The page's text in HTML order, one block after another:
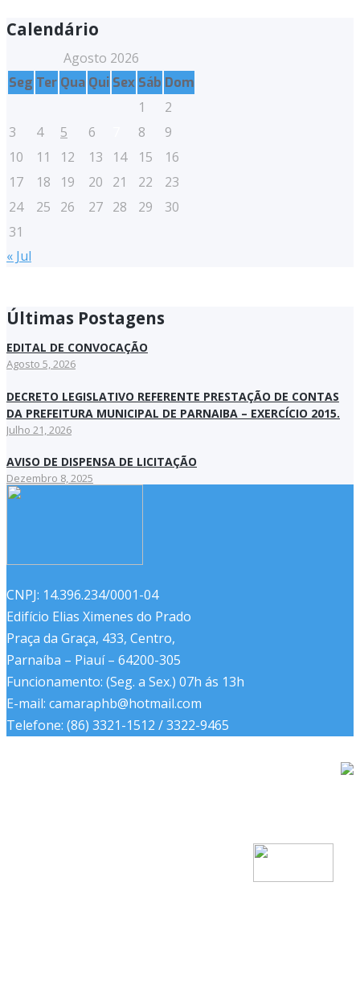
Calendário
Agosto 2026
Seg Ter Qua Qui Sex Sáb Dom
1
2
3
4 5 6 8
9
10
11 12 13 14 15
16
17
18 19 20 21 22
23
24
25 26 27 28 29
30
31
« Jul
Últimas Postagens
EDITAL DE CONVOCAÇÃO
Agosto 5, 2026
DECRETO LEGISLATIVO REFERENTE PRESTAÇÃO DE CONTAS
DA PREFEITURA MUNICIPAL DE PARNAIBA – EXERCÍCIO 2015.
Julho 21, 2026
AVISO DE DISPENSA DE LICITAÇÃO
Dezembro 8, 2025
CNPJ: 14.396.234/0001-04
Edifício Elias Ximenes do Prado
Praça da Graça, 433, Centro,
Parnaíba – Piauí – 64200-305
Funcionamento: (Seg. a Sex.) 07h ás 13h
E-mail: camaraphb@hotmail.com
Telefone: (86) 3321-1512 / 3322-9465